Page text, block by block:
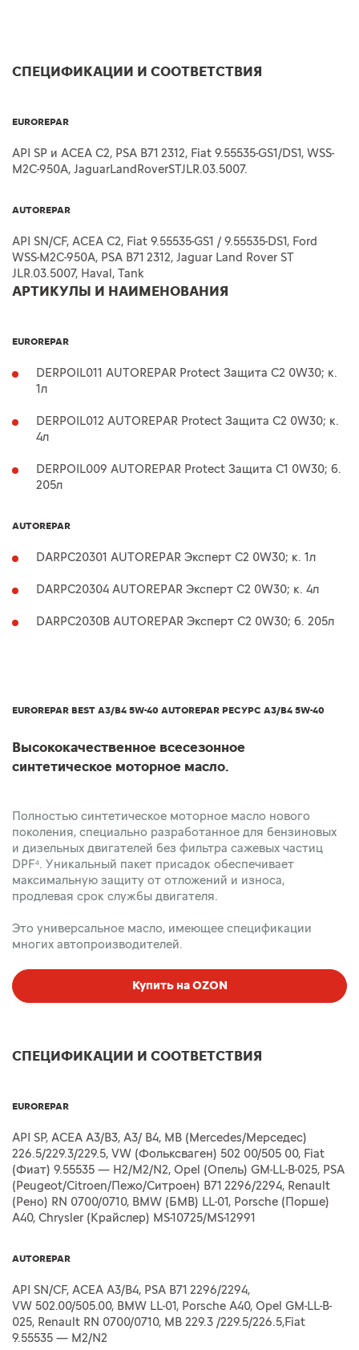
СПЕЦИФИКАЦИИ И СООТВЕТСТВИЯ
EUROREPAR
API SP и ACEA C2, PSA B71 2312, Fiat 9.55535-GS1/DS1, WSS-
M2C-950A, JaguarLandRoverSTJLR.03.5007.
AUTOREPAR
API SN/CF, ACEA C2, Fiat 9.55535-GS1 / 9.55535-DS1, Ford
WSS-M2C-950A, PSA B71 2312, Jaguar Land Rover ST
JLR.03.5007, Haval, Tank
АРТИКУЛЫ И НАИМЕНОВАНИЯ
EUROREPAR
DERPOIL011 AUTOREPAR Protect Защита C2 0W30; к.
1л
DERPOIL012 AUTOREPAR Protect Защита C2 0W30; к.
4л
DERPOIL009 AUTOREPAR Protect Защита C1 0W30; б.
205л
AUTOREPAR
DARPC20301 AUTOREPAR Эксперт C2 0W30; к. 1л
DARPC20304 AUTOREPAR Эксперт C2 0W30; к. 4л
DARPC2030B AUTOREPAR Эксперт C2 0W30; б. 205л
EUROREPAR BEST A3/B4 5W-40 AUTOREPAR РЕСУРС A3/B4 5W-40
Высококачественное всесезонное
синтетическое моторное масло.
Полностью синтетическое моторное масло нового
поколения, специально разработанное для бензиновых
и дизельных двигателей без фильтра сажевых частиц
DPF⁴. Уникальный пакет присадок обеспечивает
максимальную защиту от отложений и износа,
продлевая срок службы двигателя.
Это универсальное масло, имеющее спецификации
многих автопроизводителей.
Купить на OZON
СПЕЦИФИКАЦИИ И СООТВЕТСТВИЯ
EUROREPAR
API SP, ACEA A3/B3, A3/ B4, MB (Mercedes/Мерседес)
226.5/229.3/229.5, VW (Фольксваген) 502 00/505 00, Fiat
(Фиат) 9.55535 — H2/M2/N2, Opel (Опель) GM-LL-B-025, PSA
(Peugeot/Citroen/Пежо/Ситроен) B71 2296/2294, Renault
(Рено) RN 0700/0710, BMW (БМВ) LL-01, Porsche (Порше)
A40, Chrysler (Крайслер) MS-10725/MS-12991
AUTOREPAR
API SN/CF, ACEA A3/B4, PSA B71 2296/2294,
VW 502.00/505.00, BMW LL-01, Porsche A40, Opel GM-LL-B-
025, Renault RN 0700/0710, MB 229.3 /229.5/226.5,Fiat
9.55535 — M2/N2